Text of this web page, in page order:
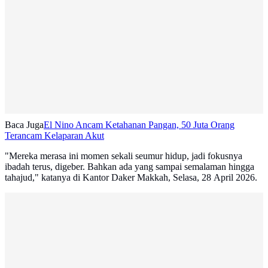
Baca JugaEl Nino Ancam Ketahanan Pangan, 50 Juta Orang
Terancam Kelaparan Akut
"Mereka merasa ini momen sekali seumur hidup, jadi fokusnya
ibadah terus, digeber. Bahkan ada yang sampai semalaman hingga
tahajud," katanya di Kantor Daker Makkah, Selasa, 28 April 2026.